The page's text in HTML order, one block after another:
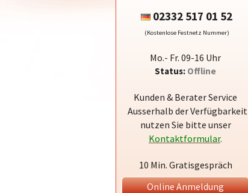
02332 517 01 52
(Kostenlose Festnetz Nummer)
Mo.- Fr. 09-16 Uhr
Status: Offline
Kunden & Berater Service
Ausserhalb der Verfügbarkeit
nutzen Sie bitte unser
Kontaktformular.
10 Min. Gratisgespräch
Online Anmeldung